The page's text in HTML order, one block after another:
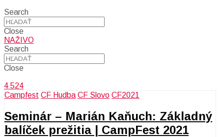
Search
Close
NAŽIVO
Search
Close
4 524
Campfest CF Hudba CF Slovo CF2021
Seminár – Marián Kaňuch: Základný
balíček prežitia | CampFest 2021